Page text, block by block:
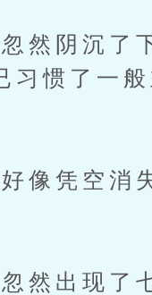
然阴沉了
习惯了一般
像凭空消
然出现了